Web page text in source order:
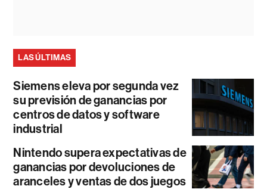
LAS ÚLTIMAS
Siemens eleva por segunda vez
su previsión de ganancias por
centros de datos y software
industrial
Nintendo supera expectativas de
ganancias por devoluciones de
aranceles y ventas de dos juegos